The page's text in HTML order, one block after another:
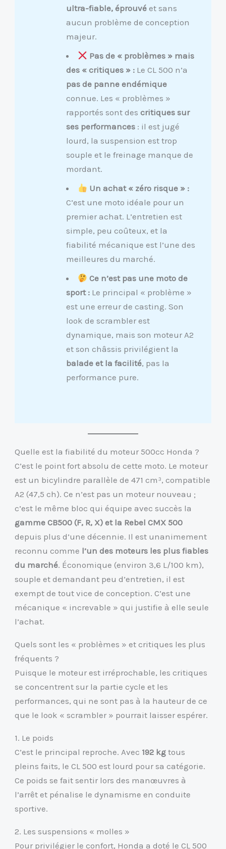
ultra-fiable, éprouvéet sans
aucun problème de conception
majeur.
Pas de « problèmes » mais
des « critiques » :Le CL 500 n’a
pas de panne endémique
connue. Les « problèmes »
rapportés sont des critiques sur
ses performances: il est jugé
lourd, la suspension est trop
souple et le freinage manque de
mordant.
Un achat « zéro risque » :
C’est une moto idéale pour un
premier achat. L’entretien est
simple, peu coûteux, et la
fiabilité mécanique est l’une des
meilleures du marché.
Ce n’est pas une moto de
sport :Le principal « problème »
est une erreur de casting. Son
look de scrambler est
dynamique, mais son moteur A2
et son châssis privilégient la
balade et la facilité, pas la
performance pure.
Quelle est la fiabilité du moteur 500cc Honda ?
C’est le point fort absolu de cette moto. Le moteur
est un bicylindre parallèle de 471 cm³, compatible
A2 (47,5 ch). Ce n’est pas un moteur nouveau ;
c’est le même bloc qui équipe avec succès la
gamme CB500 (F, R, X) et la Rebel CMX 500
depuis plus d’une décennie. Il est unanimement
reconnu comme l’un des moteurs les plus fiables
du marché. Économique (environ 3,6 L/100 km),
souple et demandant peu d’entretien, il est
exempt de tout vice de conception. C’est une
mécanique « increvable » qui justifie à elle seule
l’achat.
Quels sont les « problèmes » et critiques les plus
fréquents ?
Puisque le moteur est irréprochable, les critiques
se concentrent sur la partie cycle et les
performances, qui ne sont pas à la hauteur de ce
que le look « scrambler » pourrait laisser espérer.
1. Le poids
C’est le principal reproche. Avec 192 kg tous
pleins faits, le CL 500 est lourd pour sa catégorie.
Ce poids se fait sentir lors des manœuvres à
l’arrêt et pénalise le dynamisme en conduite
sportive.
2. Les suspensions « molles »
Pour privilégier le confort, Honda a doté le CL 500